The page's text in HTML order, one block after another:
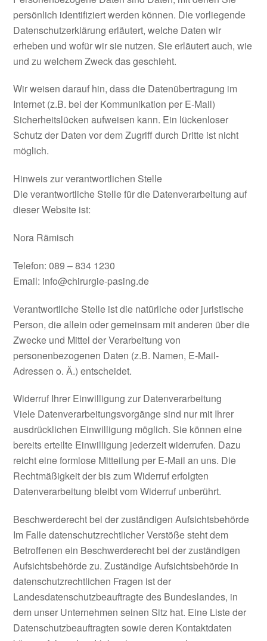
persönlich identifiziert werden können. Die vorliegende
Datenschutzerklärung erläutert, welche Daten wir
erheben und wofür wir sie nutzen. Sie erläutert auch, wie
und zu welchem Zweck das geschieht.
Wir weisen darauf hin, dass die Datenübertragung im
Internet (z.B. bei der Kommunikation per E-Mail)
Sicherheitslücken aufweisen kann. Ein lückenloser
Schutz der Daten vor dem Zugriff durch Dritte ist nicht
möglich.
Hinweis zur verantwortlichen Stelle
Die verantwortliche Stelle für die Datenverarbeitung auf
dieser Website ist:
Nora Rämisch
Telefon: 089 – 834 1230
Email: info@chirurgie-pasing.de
Verantwortliche Stelle ist die natürliche oder juristische
Person, die allein oder gemeinsam mit anderen über die
Zwecke und Mittel der Verarbeitung von
personenbezogenen Daten (z.B. Namen, E-Mail-
Adressen o. Ä.) entscheidet.
Widerruf Ihrer Einwilligung zur Datenverarbeitung
Viele Datenverarbeitungsvorgänge sind nur mit Ihrer
ausdrücklichen Einwilligung möglich. Sie können eine
bereits erteilte Einwilligung jederzeit widerrufen. Dazu
reicht eine formlose Mitteilung per E-Mail an uns. Die
Rechtmäßigkeit der bis zum Widerruf erfolgten
Datenverarbeitung bleibt vom Widerruf unberührt.
Beschwerderecht bei der zuständigen Aufsichtsbehörde
Im Falle datenschutzrechtlicher Verstöße steht dem
Betroffenen ein Beschwerderecht bei der zuständigen
Aufsichtsbehörde zu. Zuständige Aufsichtsbehörde in
datenschutzrechtlichen Fragen ist der
Landesdatenschutzbeauftragte des Bundeslandes, in
dem unser Unternehmen seinen Sitz hat. Eine Liste der
Datenschutzbeauftragten sowie deren Kontaktdaten